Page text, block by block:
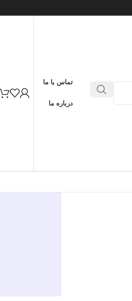
تماس با ما
درباره ما
کدام هیولا؟